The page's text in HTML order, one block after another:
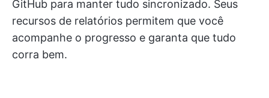
GitHub para manter tudo sincronizado. Seus
recursos de relatórios permitem que você
acompanhe o progresso e garanta que tudo
corra bem.